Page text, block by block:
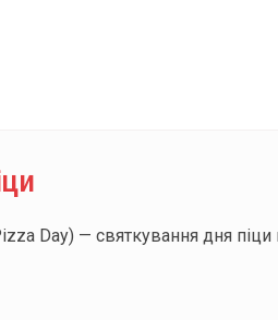
Day) — святкування дня піци